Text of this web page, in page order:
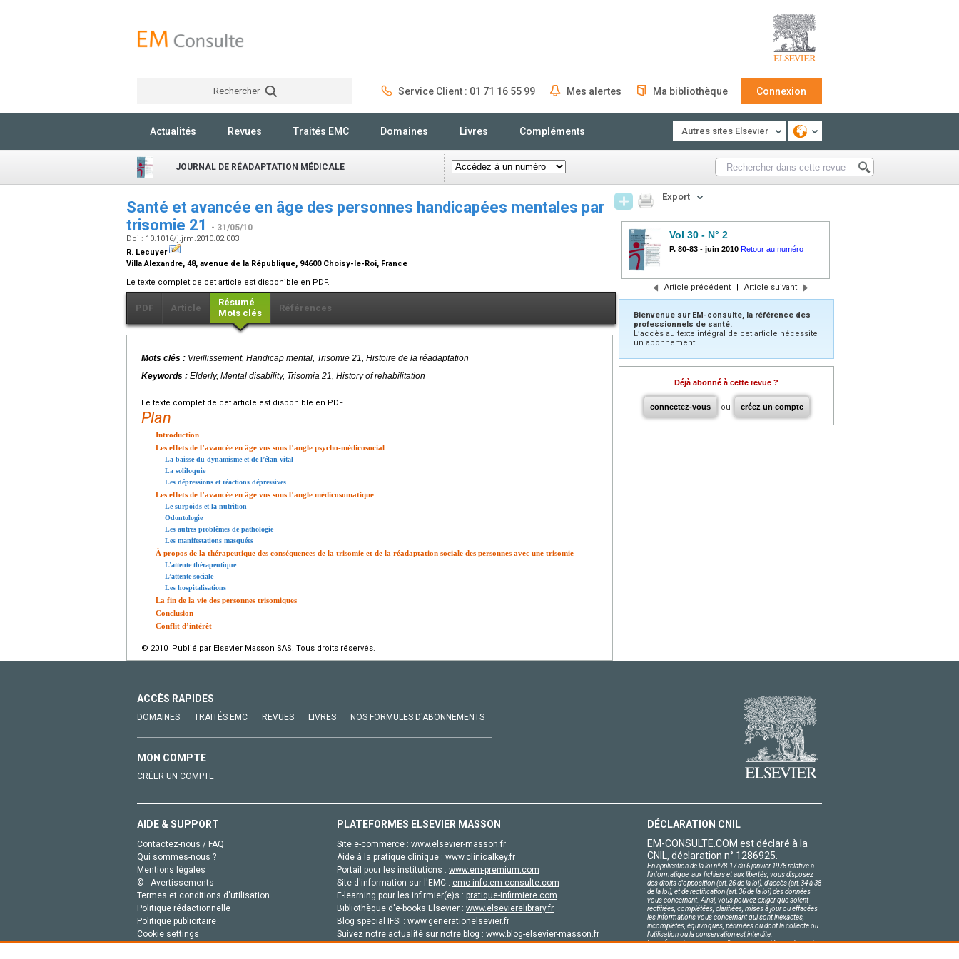
Rechercher Service Client : 01 71 16 55 99 Mes alertes Ma bibliothèque Connexion
Actualités Revues Traités EMC Domaines Livres Compléments Autres sites Elsevier
JOURNAL DE RÉADAPTATION MÉDICALE
Santé et avancée en âge des personnes handicapées mentales par
trisomie 21
- 31/05/10
Doi : 10.1016/j.jrm.2010.02.003
R. Lecuyer
Villa Alexandre, 48, avenue de la République, 94600 Choisy-le-Roi, France
Le texte complet de cet article est disponible en PDF.
PDF Article
Résumé
Mots clés
Références
Mots clés : Vieillissement, Handicap mental, Trisomie 21, Histoire de la réadaptation
Keywords : Elderly, Mental disability, Trisomia 21, History of rehabilitation
Le texte complet de cet article est disponible en PDF.
Plan
Introduction
Les effets de l’avancée en âge vus sous l’angle psycho-médicosocial
La baisse du dynamisme et de l’élan vital
La soliloquie
Les dépressions et réactions dépressives
Les effets de l’avancée en âge vus sous l’angle médicosomatique
Le surpoids et la nutrition
Odontologie
Les autres problèmes de pathologie
Les manifestations masquées
À propos de la thérapeutique des conséquences de la trisomie et de la réadaptation sociale des personnes avec une trisomie
L’attente thérapeutique
L’attente sociale
Les hospitalisations
La fin de la vie des personnes trisomiques
Conclusion
Conflit d’intérêt
© 2010 Publié par Elsevier Masson SAS. Tous droits réservés.
Export
Vol 30 - N° 2
P. 80-83 - juin 2010 Retour au numéro
Article précédent | Article suivant
Bienvenue sur EM-consulte, la référence des
professionnels de santé.
L’accès au texte intégral de cet article nécessite
un abonnement.
Déjà abonné à cette revue ?
connectez-vous ou créez un compte
ACCÈS RAPIDES
DOMAINES TRAITÉS EMC REVUES LIVRES NOS FORMULES D'ABONNEMENTS
MON COMPTE
CRÉER UN COMPTE
AIDE & SUPPORT
Contactez-nous / FAQ
Qui sommes-nous ?
Mentions légales
© - Avertissements
Termes et conditions d'utilisation
Politique rédactionnelle
Politique publicitaire
Cookie settings
PLATEFORMES ELSEVIER MASSON
Site e-commerce : www.elsevier-masson.fr
Aide à la pratique clinique : www.clinicalkey.fr
Portail pour les institutions : www.em-premium.com
Site d'information sur l'EMC : emc-info.em-consulte.com
E-learning pour les infirmier(e)s : pratique-infirmiere.com
Bibliothèque d'e-books Elsevier : www.elsevierelibrary.fr
Blog special IFSI : www.generationelsevier.fr
Suivez notre actualité sur notre blog : www.blog-elsevier-masson.fr
DÉCLARATION CNIL
EM-CONSULTE.COM est déclaré à la
CNIL, déclaration n° 1286925.
En application de la loi nº78-17 du 6 janvier 1978 relative à
l'informatique, aux fichiers et aux libertés, vous disposez
des droits d'opposition (art.26 de la loi), d'accès (art.34 à 38
de la loi), et de rectification (art.36 de la loi) des données
vous concernant. Ainsi, vous pouvez exiger que soient
rectifiées, complétées, clarifiées, mises à jour ou effacées
les informations vous concernant qui sont inexactes,
incomplètes, équivoques, périmées ou dont la collecte ou
l'utilisation ou la conservation est interdite.
Les informations personnelles concernant les visiteurs de